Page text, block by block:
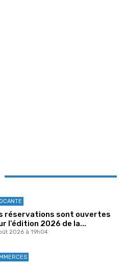
réservations sont ouvertes
l’édition 2026 de la...
2026 à 19h04